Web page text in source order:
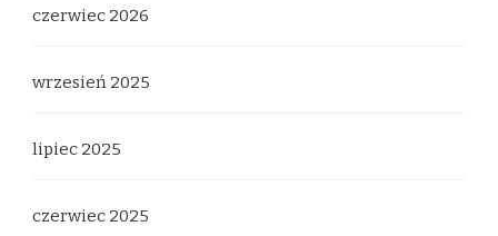
czerwiec 2026
wrzesień 2025
lipiec 2025
czerwiec 2025